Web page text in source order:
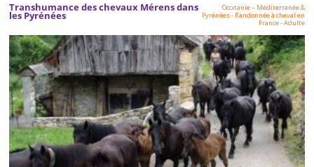
Transhumance des chevaux Mérens dans
les Pyrénées
Occitanie – Méditerranée &
Pyrénées- Randonnée à cheval en
France-Adulte